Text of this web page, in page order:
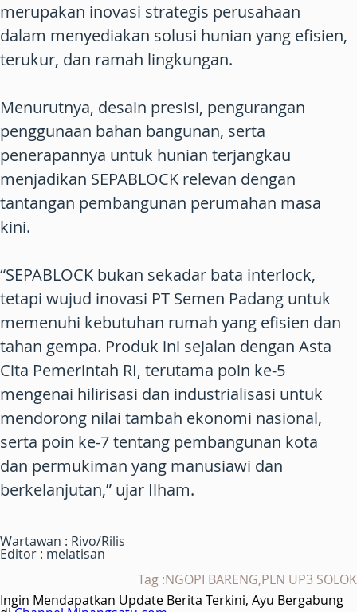
merupakan inovasi strategis perusahaan
dalam menyediakan solusi hunian yang efisien,
terukur, dan ramah lingkungan.
Menurutnya, desain presisi, pengurangan
penggunaan bahan bangunan, serta
penerapannya untuk hunian terjangkau
menjadikan SEPABLOCK relevan dengan
tantangan pembangunan perumahan masa
kini.
“SEPABLOCK bukan sekadar bata interlock,
tetapi wujud inovasi PT Semen Padang untuk
memenuhi kebutuhan rumah yang efisien dan
tahan gempa. Produk ini sejalan dengan Asta
Cita Pemerintah RI, terutama poin ke-5
mengenai hilirisasi dan industrialisasi untuk
mendorong nilai tambah ekonomi nasional,
serta poin ke-7 tentang pembangunan kota
dan permukiman yang manusiawi dan
berkelanjutan,” ujar Ilham.
Wartawan : Rivo/Rilis
Editor : melatisan
Tag :NGOPI BARENG,PLN UP3 SOLOK
Ingin Mendapatkan Update Berita Terkini, Ayu Bergabung